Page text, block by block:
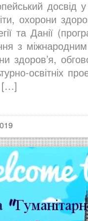
досвід
охорони
та Данії
з
здоров’я,
освітніх
[…]